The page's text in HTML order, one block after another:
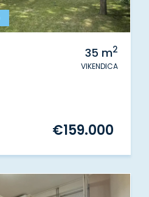
35 m2
VIKENDICA
€159.000